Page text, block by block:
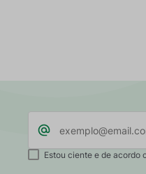
Estou ciente e de acordo